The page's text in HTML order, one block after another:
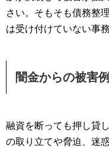
さい。そもそも債務整
は受け付けていない事
闇金からの被害例
融資を断っても押し貸
の取り立てや脅迫、迷